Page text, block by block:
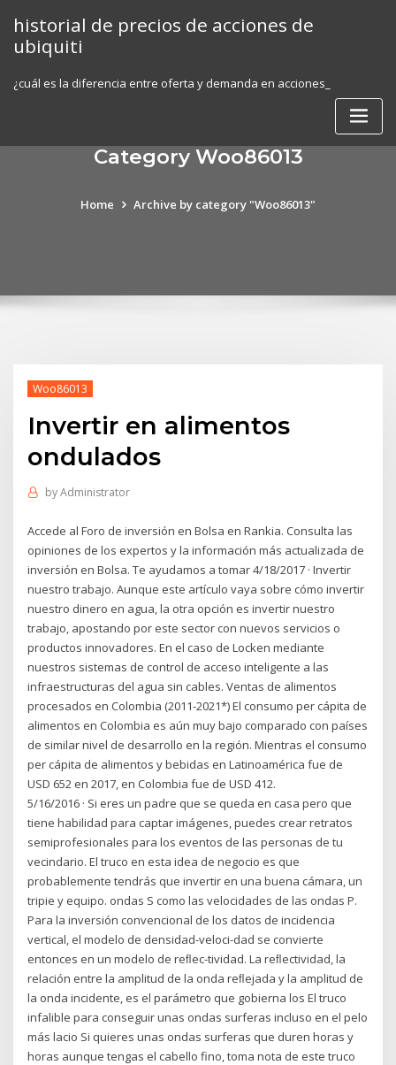
content
historial de precios de acciones de
ubiquiti
¿cuál es la diferencia entre oferta y demanda en acciones_
Category Woo86013
Home Archive by category "Woo86013"
Woo86013
Invertir en alimentos
ondulados
byAdministrator
Accede al Foro de inversión en Bolsa en Rankia. Consulta las
opiniones de los expertos y la información más actualizada de
inversión en Bolsa. Te ayudamos a tomar 4/18/2017 · Invertir
nuestro trabajo. Aunque este artículo vaya sobre cómo invertir
nuestro dinero en agua, la otra opción es invertir nuestro
trabajo, apostando por este sector con nuevos servicios o
productos innovadores. En el caso de Locken mediante
nuestros sistemas de control de acceso inteligente a las
infraestructuras del agua sin cables. Ventas de alimentos
procesados en Colombia (2011-2021*) El consumo per cápita de
alimentos en Colombia es aún muy bajo comparado con países
de similar nivel de desarrollo en la región. Mientras el consumo
per cápita de alimentos y bebidas en Latinoamérica fue de
USD 652 en 2017, en Colombia fue de USD 412.
5/16/2016 · Si eres un padre que se queda en casa pero que
tiene habilidad para captar imágenes, puedes crear retratos
semiprofesionales para los eventos de las personas de tu
vecindario. El truco en esta idea de negocio es que
probablemente tendrás que invertir en una buena cámara, un
tripie y equipo. ondas S como las velocidades de las ondas P.
Para la inversión convencional de los datos de incidencia
vertical, el modelo de densidad-veloci-dad se convierte
entonces en un modelo de reﬂec-tividad. La reﬂectividad, la
relación entre la amplitud de la onda reﬂejada y la amplitud de
la onda incidente, es el parámetro que gobierna los El truco
infalible para conseguir unas ondas surferas incluso en el pelo
más lacio Si quieres unas ondas surferas que duren horas y
horas aunque tengas el cabello fino, toma nota de este truco